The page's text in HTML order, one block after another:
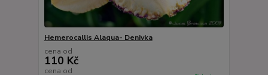
Hemerocallis Alaqua- Denivka
cena od
110 Kč
cena od